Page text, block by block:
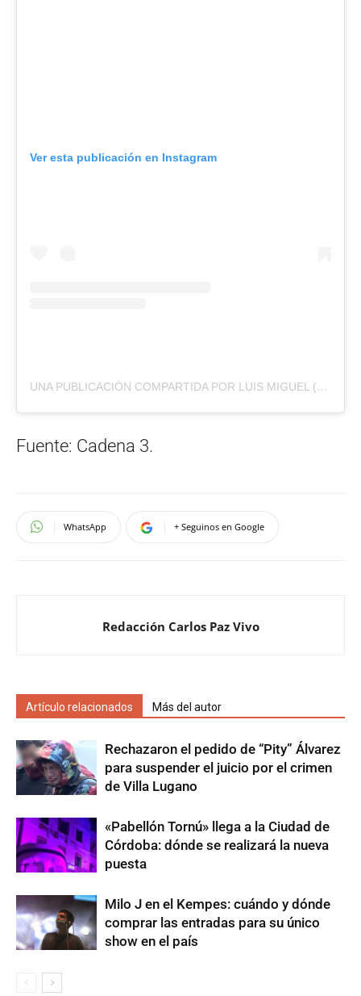
Ver esta publicación en Instagram
UNA PUBLICACIÓN COMPARTIDA POR LUIS MIGUEL (@LUISMIGUEL)
Fuente: Cadena 3.
WhatsApp + Seguinos en Google
Redacción Carlos Paz Vivo
Artículo relacionados Más del autor
Rechazaron el pedido de “Pity” Álvarez
para suspender el juicio por el crimen
de Villa Lugano
«Pabellón Tornú» llega a la Ciudad de
Córdoba: dónde se realizará la nueva
puesta
Milo J en el Kempes: cuándo y dónde
comprar las entradas para su único
show en el país